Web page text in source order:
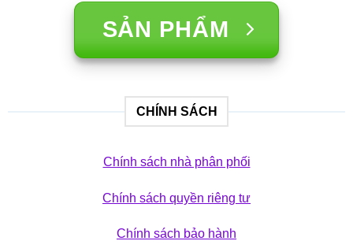
SẢN PHẨM
CHÍNH SÁCH
Chính sách nhà phân phối
Chính sách quyền riêng tư
Chính sách bảo hành